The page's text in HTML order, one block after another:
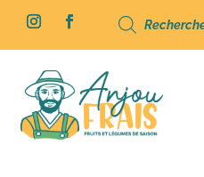
produits